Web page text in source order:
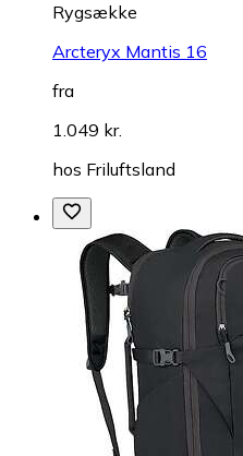
Rygsække
Arcteryx Mantis 16
fra
1.049 kr.
hos Friluftsland